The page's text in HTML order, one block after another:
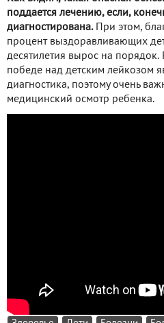
поддается лечению, если,
диагностирована.При этом,
процент выздоравливающих
десятилетия вырос на
победе над детским лейкозом
диагностика, поэтому очень
медицинский осмотр ребенка.